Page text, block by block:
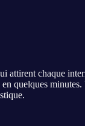
attirent chaque
quelques